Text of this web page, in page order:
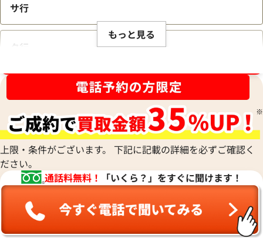
サ行
タ行
ハ行
マ行
ヤ行
もっと見る
上限・条件がございます。 下記に記載の詳細を必ずご確認く
ださい。
通話料無料！
「いくら？」をすぐに聞けます！